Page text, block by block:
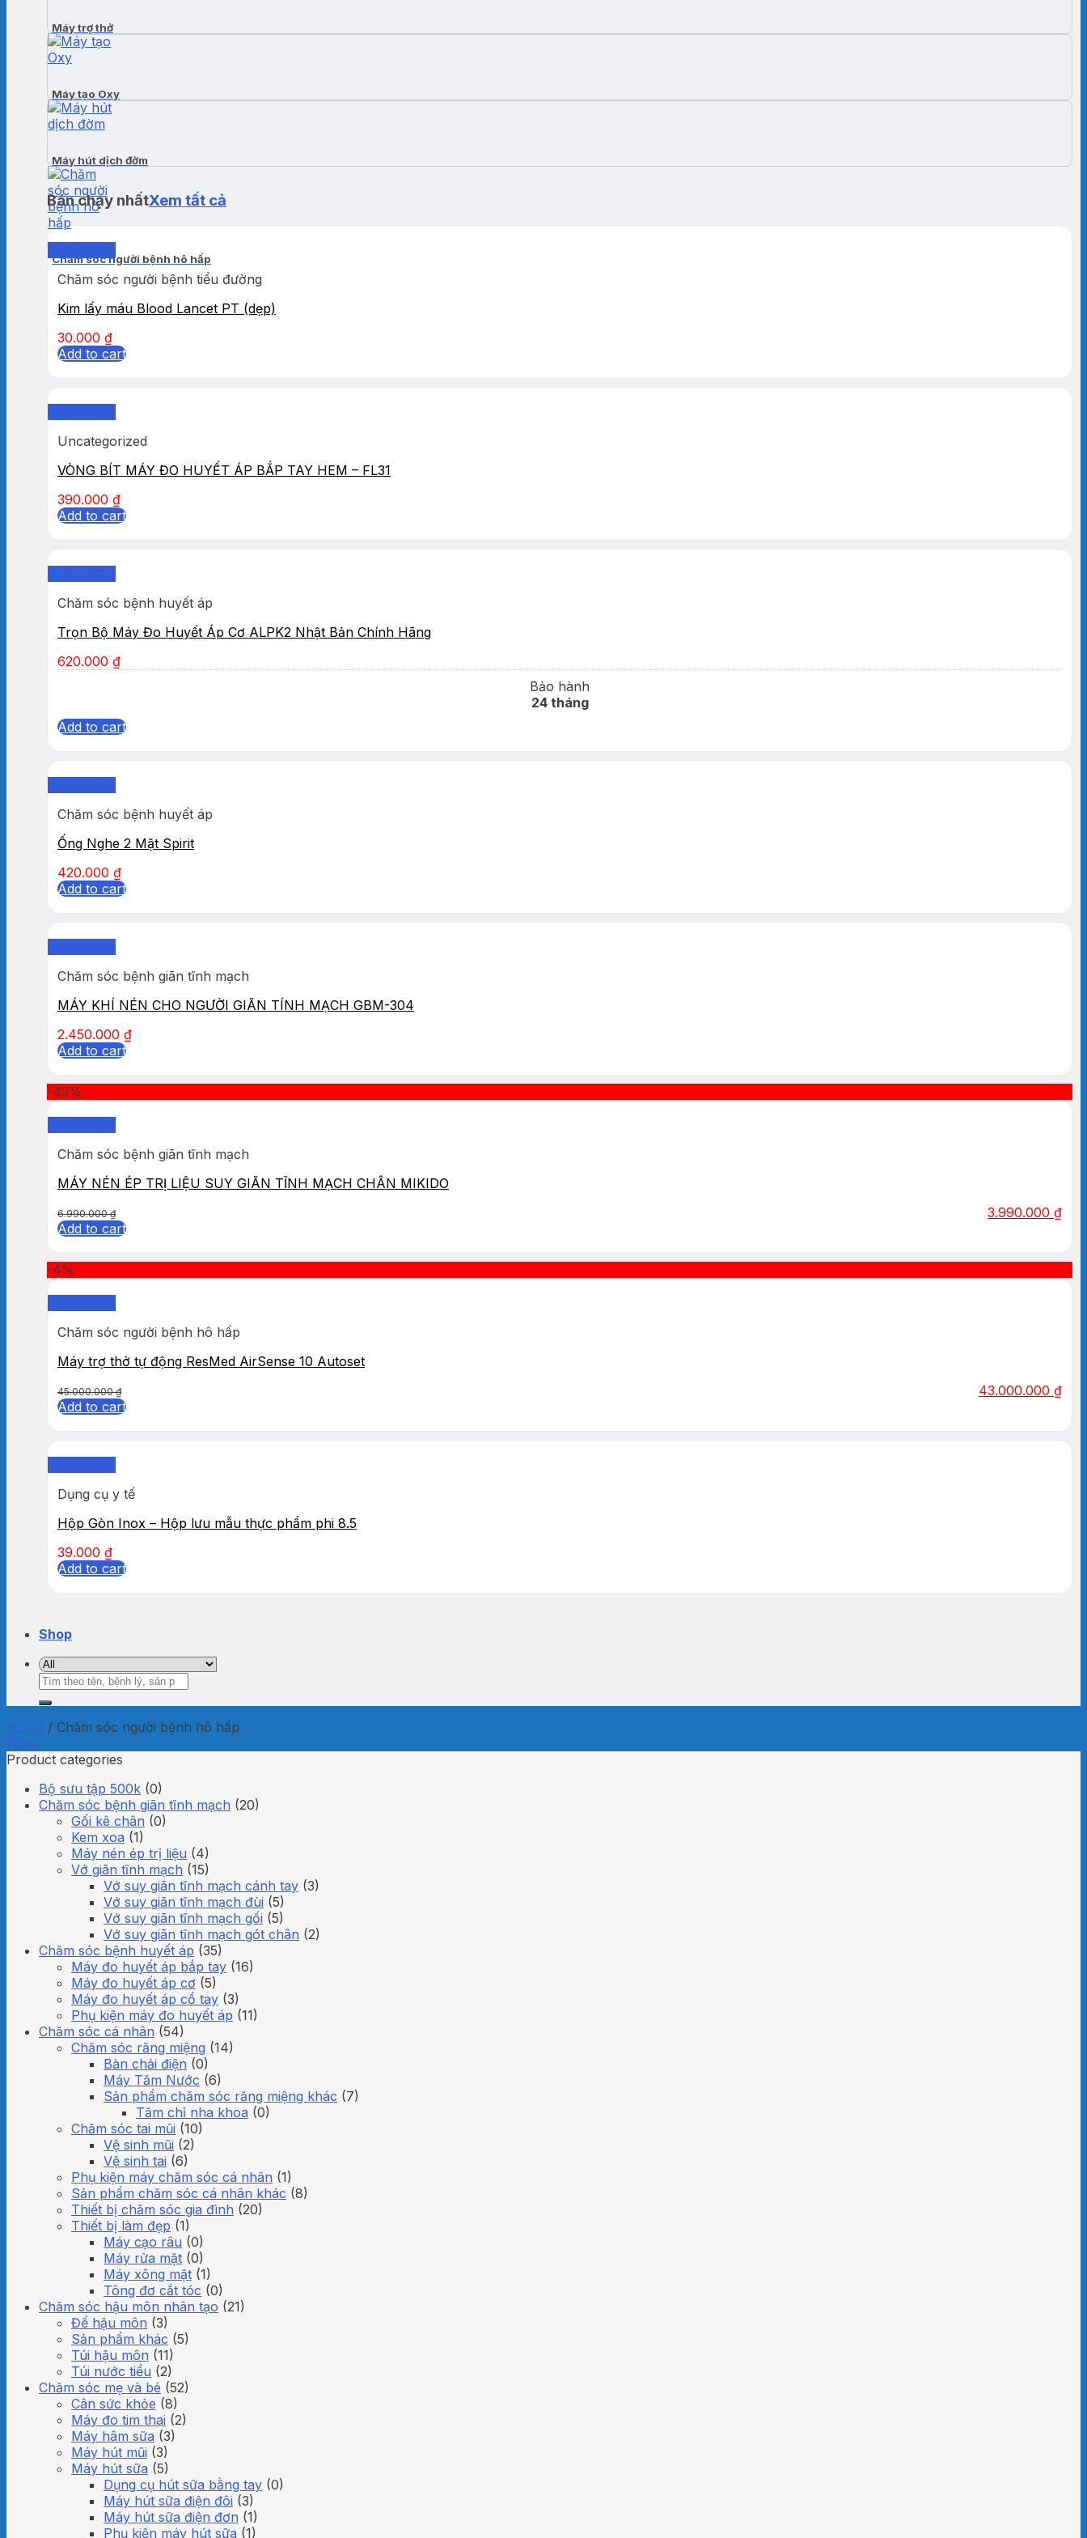
Máy trợ thở
Máy tạo Oxy
Máy hút dịch đờm
Chăm sóc người bệnh hô hấp
Bán chạy nhấtXem tất cả
Chăm sóc người bệnh tiểu đường
Kim lấy máu Blood Lancet PT (dẹp)
30.000 ₫
Add to cart
Uncategorized
VÒNG BÍT MÁY ĐO HUYẾT ÁP BẮP TAY HEM – FL31
390.000 ₫
Add to cart
Chăm sóc bệnh huyết áp
Trọn Bộ Máy Đo Huyết Áp Cơ ALPK2 Nhật Bản Chính Hãng
620.000 ₫
Bảo hành
24 tháng
Add to cart
Chăm sóc bệnh huyết áp
Ống Nghe 2 Mặt Spirit
420.000 ₫
Add to cart
Chăm sóc bệnh giãn tĩnh mạch
MÁY KHÍ NÉN CHO NGƯỜI GIÃN TÍNH MẠCH GBM-304
2.450.000 ₫
Add to cart
-43%
Chăm sóc bệnh giãn tĩnh mạch
MÁY NÉN ÉP TRỊ LIỆU SUY GIÃN TĨNH MẠCH CHÂN MIKIDO
6.990.000₫ 3.990.000 ₫
Add to cart
-4%
Chăm sóc người bệnh hô hấp
Máy trợ thở tự động ResMed AirSense 10 Autoset
45.000.000₫ 43.000.000 ₫
Add to cart
Dụng cụ y tế
Hộp Gòn Inox – Hộp lưu mẫu thực phẩm phi 8.5
39.000 ₫
Add to cart
Shop
Search
for:
Home / Chăm sóc người bệnh hô hấp
Filter
Product categories
Bộ sưu tập 500k (0)
Chăm sóc bệnh giãn tĩnh mạch (20)
Gối kê chân (0)
Kem xoa (1)
Máy nén ép trị liệu (4)
Vớ giãn tĩnh mạch (15)
Vớ suy giãn tĩnh mạch cánh tay (3)
Vớ suy giãn tĩnh mạch đùi (5)
Vớ suy giãn tĩnh mạch gối (5)
Vớ suy giãn tĩnh mạch gót chân (2)
Chăm sóc bệnh huyết áp (35)
Máy đo huyết áp bắp tay (16)
Máy đo huyết áp cơ (5)
Máy đo huyết áp cổ tay (3)
Phụ kiện máy đo huyết áp (11)
Chăm sóc cá nhân (54)
Chăm sóc răng miệng (14)
Bàn chải điện (0)
Máy Tăm Nước (6)
Sản phẩm chăm sóc răng miệng khác (7)
Tăm chỉ nha khoa (0)
Chăm sóc tai mũi (10)
Vệ sinh mũi (2)
Vệ sinh tai (6)
Phụ kiện máy chăm sóc cá nhân (1)
Sản phẩm chăm sóc cá nhân khác (8)
Thiết bị chăm sóc gia đình (20)
Thiết bị làm đẹp (1)
Máy cạo râu (0)
Máy rửa mặt (0)
Máy xông mặt (1)
Tông đơ cắt tóc (0)
Chăm sóc hậu môn nhân tạo (21)
Đế hậu môn (3)
Sản phẩm khác (5)
Túi hậu môn (11)
Túi nước tiểu (2)
Chăm sóc mẹ và bé (52)
Cân sức khỏe (8)
Máy đo tim thai (2)
Máy hâm sữa (3)
Máy hút mũi (3)
Máy hút sữa (5)
Dụng cụ hút sữa bằng tay (0)
Máy hút sữa điện đôi (3)
Máy hút sữa điện đơn (1)
Phụ kiện máy hút sữa (1)